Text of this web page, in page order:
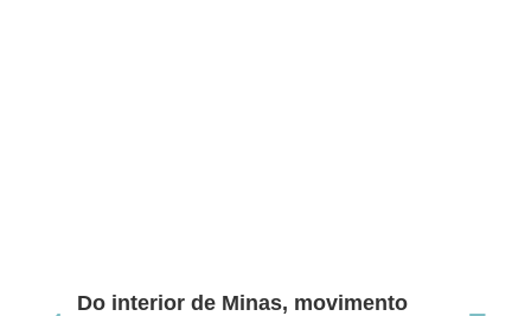
Do interior de Minas, movimento